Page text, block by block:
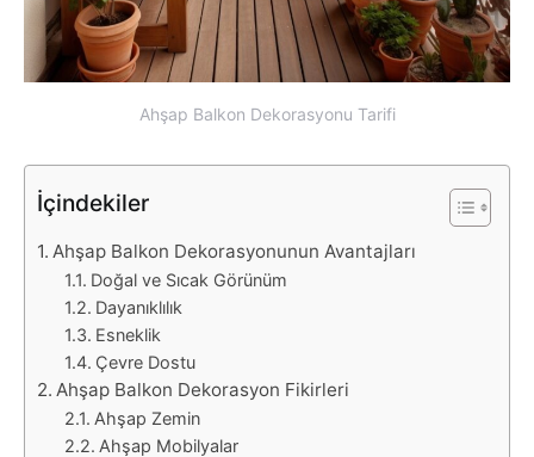
Ahşap Balkon Dekorasyonu Tarifi
İçindekiler
Ahşap Balkon Dekorasyonunun Avantajları
Doğal ve Sıcak Görünüm
Dayanıklılık
Esneklik
Çevre Dostu
Ahşap Balkon Dekorasyon Fikirleri
Ahşap Zemin
Ahşap Mobilyalar